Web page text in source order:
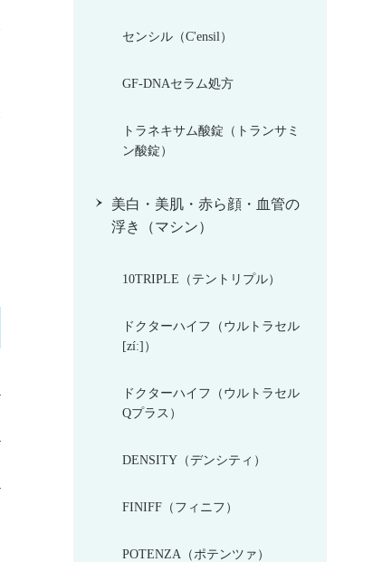
センシル（C'ensil）
GF-DNAセラム処方
トラネキサム酸錠（トランサミ
ン酸錠）
美白・美肌・赤ら顔・血管の
浮き（マシン）
10TRIPLE（テントリプル）
ドクターハイフ（ウルトラセル
[zíː]）
ドクターハイフ（ウルトラセル
Qプラス）
DENSITY（デンシティ）
FINIFF（フィニフ）
POTENZA（ポテンツァ）